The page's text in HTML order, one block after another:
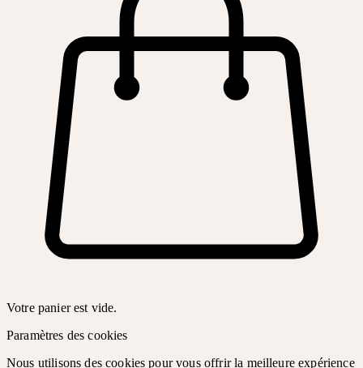
Votre panier est vide.
Paramètres des cookies
Nous utilisons des cookies pour vous offrir la meilleure expérience